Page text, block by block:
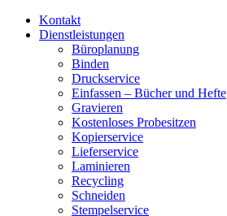
Kontakt
Dienstleistungen
Büroplanung
Binden
Druckservice
Einfassen – Bücher und Hefte
Gravieren
Kostenloses Probesitzen
Kopierservice
Lieferservice
Laminieren
Recycling
Schneiden
Stempelservice